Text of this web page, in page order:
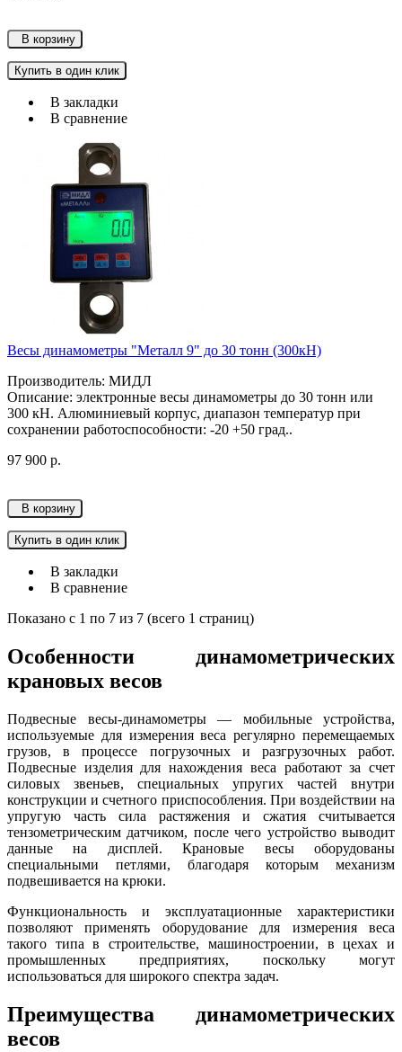
В корзину
Купить в один клик
В закладки
В сравнение
Весы динамометры "Металл 9" до 30 тонн (300кН)
Производитель: МИДЛ
Описание: электронные весы динамометры до 30 тонн или
300 кН. Алюминиевый корпус, диапазон температур при
сохранении работоспособности: -20 +50 град..
97 900 р.
В корзину
Купить в один клик
В закладки
В сравнение
Показано с 1 по 7 из 7 (всего 1 страниц)
Особенности динамометрических
крановых весов
Подвесные весы-динамометры — мобильные устройства,
используемые для измерения веса регулярно перемещаемых
грузов, в процессе погрузочных и разгрузочных работ.
Подвесные изделия для нахождения веса работают за счет
силовых звеньев, специальных упругих частей внутри
конструкции и счетного приспособления. При воздействии на
упругую часть сила растяжения и сжатия считывается
тензометрическим датчиком, после чего устройство выводит
данные на дисплей. Крановые весы оборудованы
специальными петлями, благодаря которым механизм
подвешивается на крюки.
Функциональность и эксплуатационные характеристики
позволяют применять оборудование для измерения веса
такого типа в строительстве, машиностроении, в цехах и
промышленных предприятиях, поскольку могут
использоваться для широкого спектра задач.
Преимущества динамометрических
весов